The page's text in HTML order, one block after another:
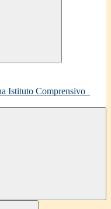
Istituto Comprensivo